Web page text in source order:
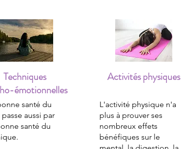
Techniques
émotionnelles
santé du
aussi par
santé du
Activités physiques
L'activité physique n'a
plus à prouver ses
nombreux effets
bénéfiques sur le